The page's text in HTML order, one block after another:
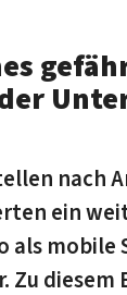
nach
ein
als mobile
Zu